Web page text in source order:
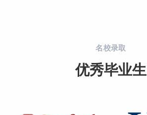
名校录取
优秀毕业生